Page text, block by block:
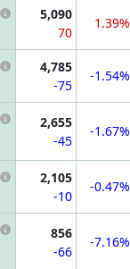
Information
5,090
70
1.39%
Information
4,785
-75
-1.54%
Information
2,655
-45
-1.67%
Information
2,105
-10
-0.47%
Information
856
-66
-7.16%